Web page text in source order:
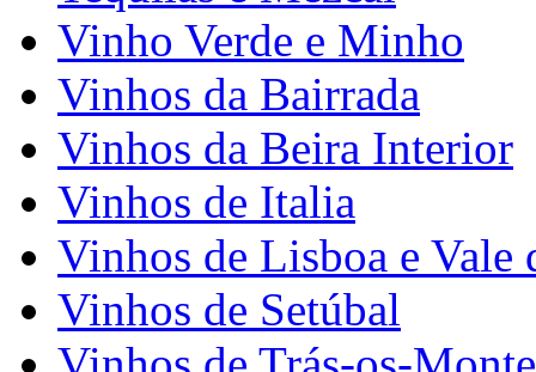
Vinho Verde e Minho
Vinhos da Bairrada
Vinhos da Beira Interior
Vinhos de Italia
Vinhos de Lisboa e Vale
Vinhos de Setúbal